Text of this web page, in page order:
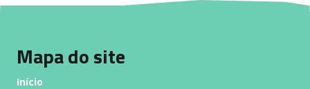
Mapa do site
Início